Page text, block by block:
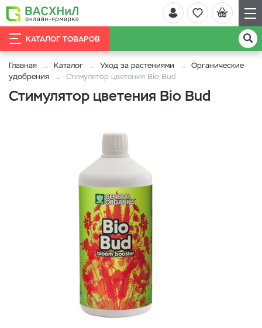
КАТАЛОГ ТОВАРОВ
Главная Каталог Уход за растениями
Органические
удобрения
Стимулятор цветения Bio Bud
Стимулятор цветения Bio Bud